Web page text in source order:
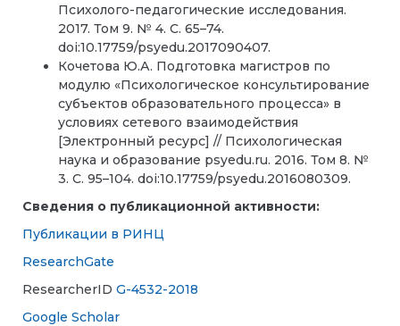
Психолого-педагогические исследования.
2017. Том 9. № 4. С. 65–74.
doi:10.17759/psyedu.2017090407.
Кочетова Ю.А. Подготовка магистров по
модулю «Психологическое консультирование
субъектов образовательного процесса» в
условиях сетевого взаимодействия
[Электронный ресурс] // Психологическая
наука и образование psyedu.ru. 2016. Том 8. №
3. С. 95–104. doi:10.17759/psyedu.2016080309.
Сведения о публикационной активности:
Публикации в РИНЦ
ResearchGate
ResearcherID G-4532-2018
Google Scholar